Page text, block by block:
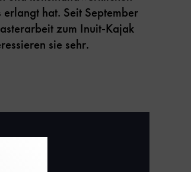
hat. Seit September
zum Inuit-Kajak
sie sehr.